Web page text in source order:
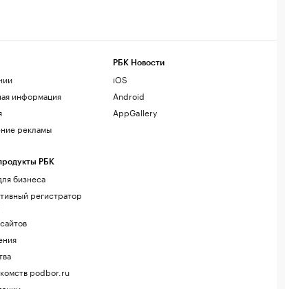
информация
рекламы
РБК
бизнеса
регистратор
podbor.ru
РБК Новости
iOS
Android
AppGallery